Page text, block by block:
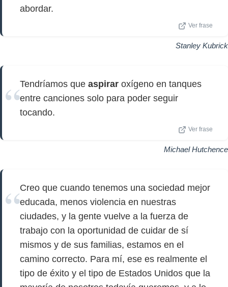
abordar.
Ver frase
Stanley Kubrick
Tendríamos que aspirar oxígeno en tanques
entre canciones solo para poder seguir
tocando.
Ver frase
Michael Hutchence
Creo que cuando tenemos una sociedad mejor
educada, menos violencia en nuestras
ciudades, y la gente vuelve a la fuerza de
trabajo con la oportunidad de cuidar de sí
mismos y de sus familias, estamos en el
camino correcto. Para mí, ese es realmente el
tipo de éxito y el tipo de Estados Unidos que la